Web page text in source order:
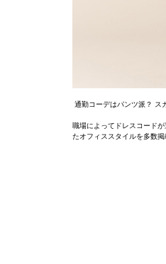
通勤コーデはパンツ派？ ス
職場によってドレスコード
たオフィススタイルを多数